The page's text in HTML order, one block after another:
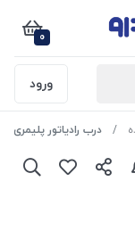
0
ورود
درب رادیاتور پلیمری پراید(طرح